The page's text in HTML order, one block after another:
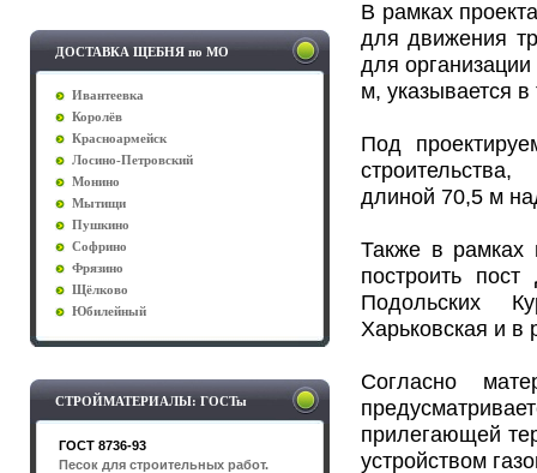
ДОСТАВКА ЩЕБНЯ по МО
Ивантеевка
Королёв
Красноармейск
Лосино-Петровский
Монино
Мытищи
Пушкино
Софрино
Фрязино
Щёлково
Юбилейный
СТРОЙМАТЕРИАЛЫ: ГОСТы
ГОСТ 8736-93
Песок для строительных работ.
В рамках
для движения
для
м, указывается
Под
длиной 70,5 м
Также в рамках
построить
Подольских
Харьковская и в
Согласно
прилегающей
устройством